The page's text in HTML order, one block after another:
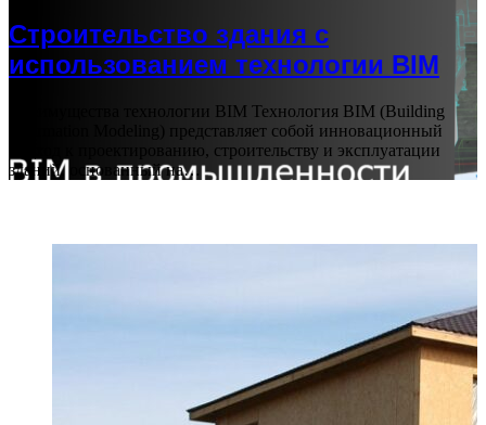
Строительство здания с
использованием технологии BIM
Преимущества технологии BIM Технология BIM (Building
Information Modeling) представляет собой инновационный
подход к проектированию, строительству и эксплуатации
зданий, основанный на…